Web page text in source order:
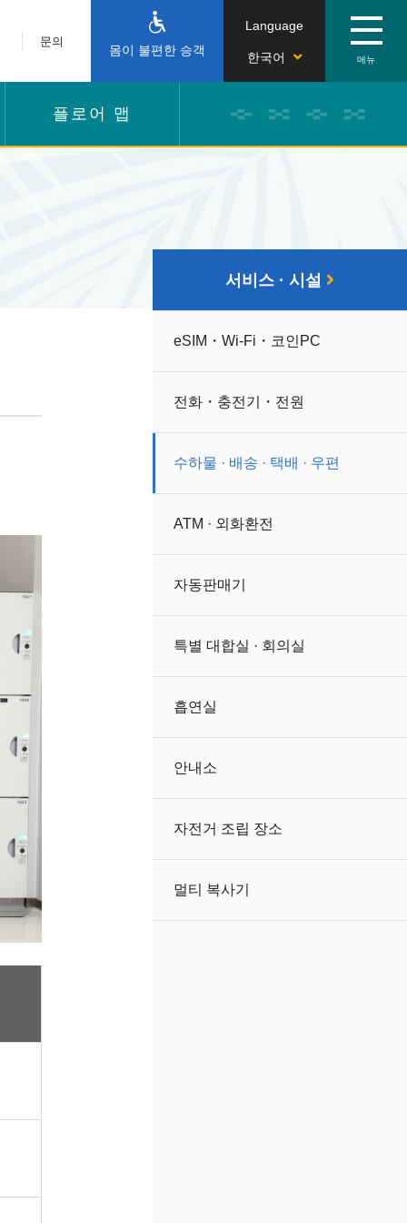
문의
몸이 불편한 승객
Language
한국어
플로어 맵
서비스 · 시설
eSIM・Wi-Fi・코인PC
전화・충전기・전원
수하물 · 배송 · 택배 · 우편
ATM · 외화환전
자동판매기
특별 대합실 · 회의실
흡연실
안내소
자전거 조립 장소
멀티 복사기